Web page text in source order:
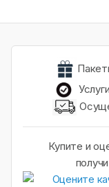
Купите и